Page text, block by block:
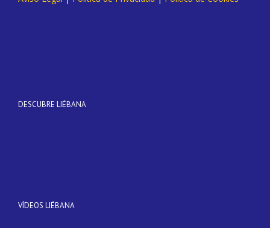
DESCUBRE LIÉBANA
VÍDEOS LIÉBANA